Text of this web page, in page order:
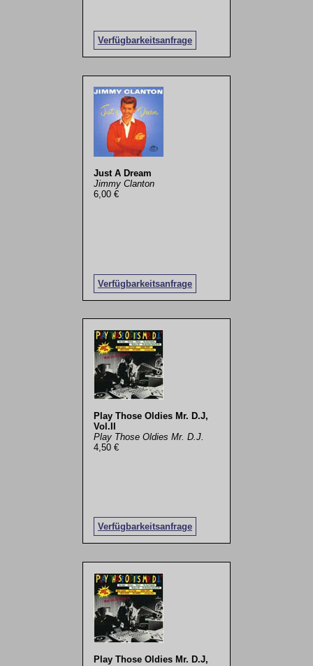
Verfügbarkeitsanfrage
Just A Dream
Jimmy Clanton
6,00 €
Verfügbarkeitsanfrage
Play Those Oldies Mr. D.J,
Vol.II
Play Those Oldies Mr. D.J.
4,50 €
Verfügbarkeitsanfrage
Play Those Oldies Mr. D.J,